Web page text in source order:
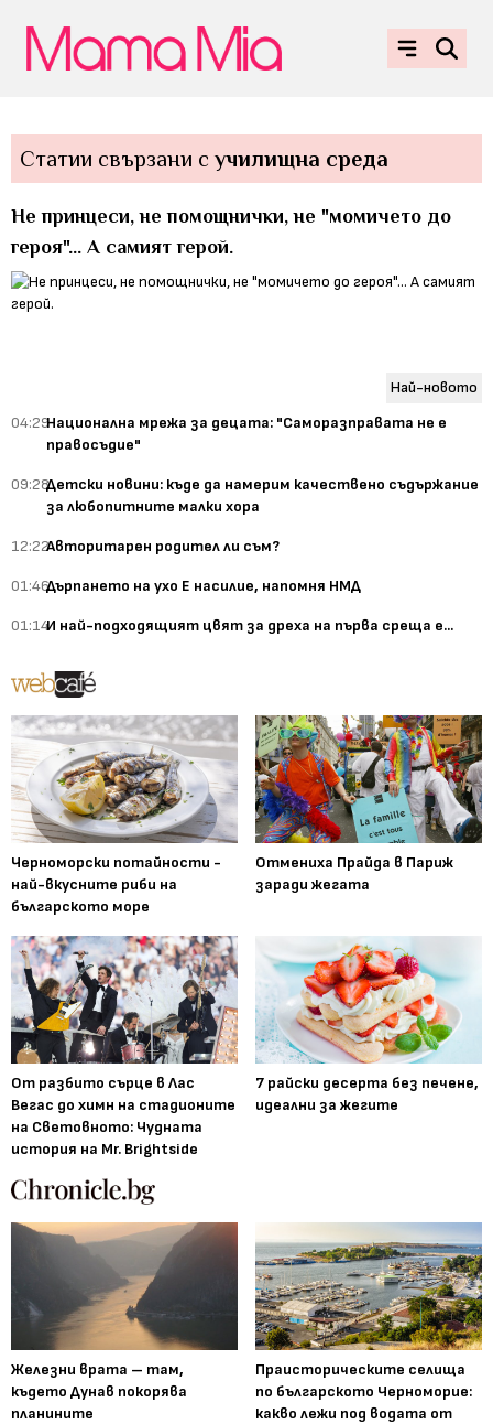
Статии свързани с училищна среда
Не принцеси, не помощнички, не "момичето до
героя"... А самият герой.
Най-новото
04:29Национална мрежа за децата: "Саморазправата не е
правосъдие"
09:28Детски новини: къде да намерим качествено съдържание
за любопитните малки хора
12:22Авторитарен родител ли съм?
01:46Дърпането на ухо Е насилие, напомня НМД
01:14И най-подходящият цвят за дреха на първа среща е...
Черноморски потайности -
най-вкусните риби на
българското море
Отмениха Прайда в Париж
заради жегата
От разбито сърце в Лас
Вегас до химн на стадионите
на Световното: Чудната
история на Mr. Brightside
7 райски десерта без печене,
идеални за жегите
Железни врата – там,
където Дунав покорява
планините
Праисторическите селища
по българското Черноморие:
какво лежи под водата от